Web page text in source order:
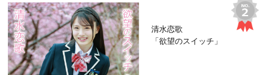
清水恋歌
「欲望のスイッチ」